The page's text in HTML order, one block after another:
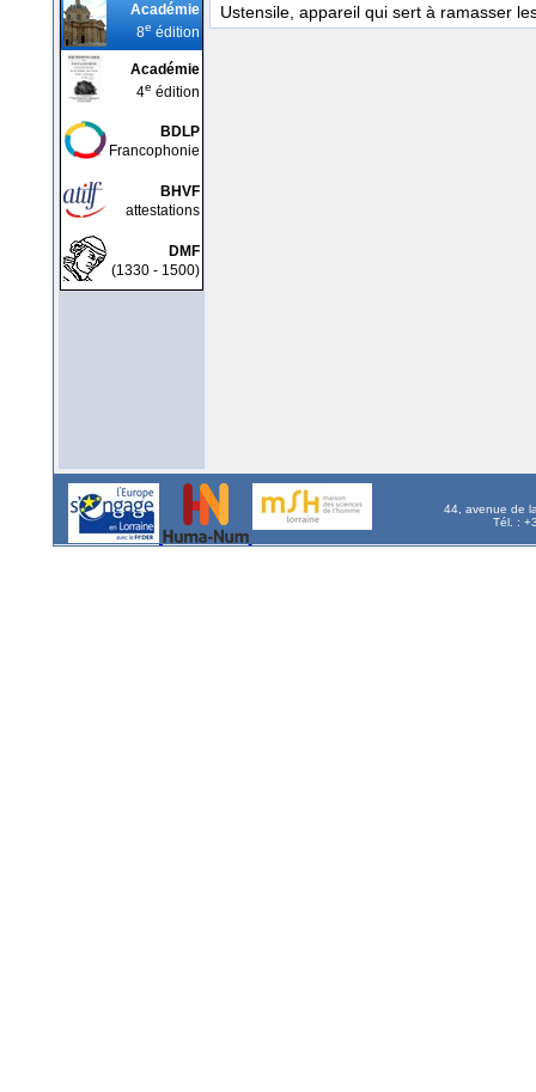
Académie
8e édition
Académie
4e édition
BDLP
Francophonie
BHVF
attestations
DMF
(1330 - 1500)
Ustensile, appareil qui sert à ramasser
44, avenue de
Tél. :